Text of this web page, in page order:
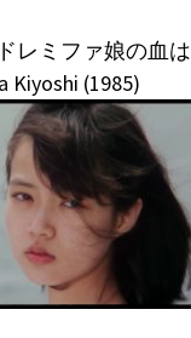
レミファ娘の血は
Kiyoshi (1985)